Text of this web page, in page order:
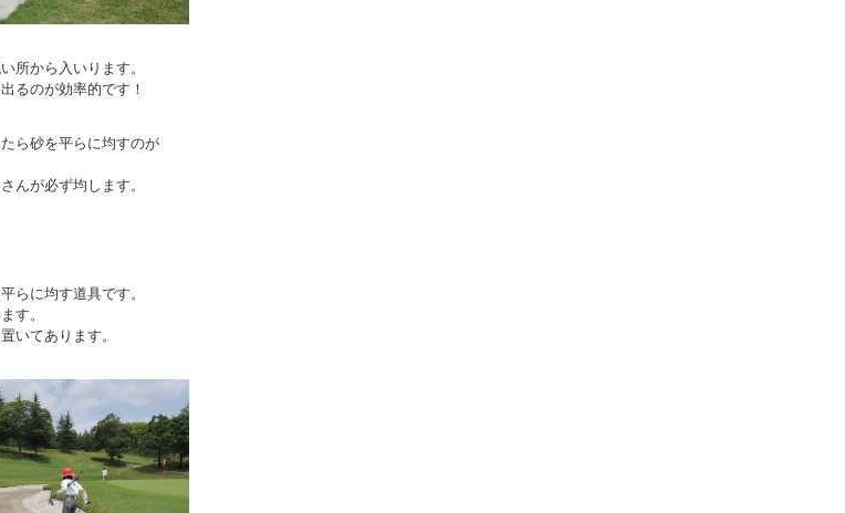
所から入いります。
るのが効率的です！
ら砂を平らに均すのが
んが必ず均します。
らに均す道具です。
す。
いてあります。